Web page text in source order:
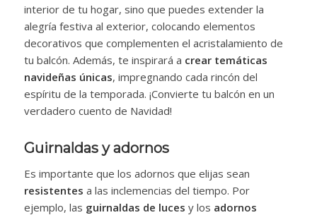
interior de tu hogar, sino que puedes extender la
alegría festiva al exterior, colocando elementos
decorativos que complementen el acristalamiento de
tu balcón. Además, te inspirará a crear temáticas
navideñas únicas, impregnando cada rincón del
espíritu de la temporada. ¡Convierte tu balcón en un
verdadero cuento de Navidad!
Guirnaldas y adornos
Es importante que los adornos que elijas sean
resistentes a las inclemencias del tiempo. Por
ejemplo, las guirnaldas de luces y los adornos